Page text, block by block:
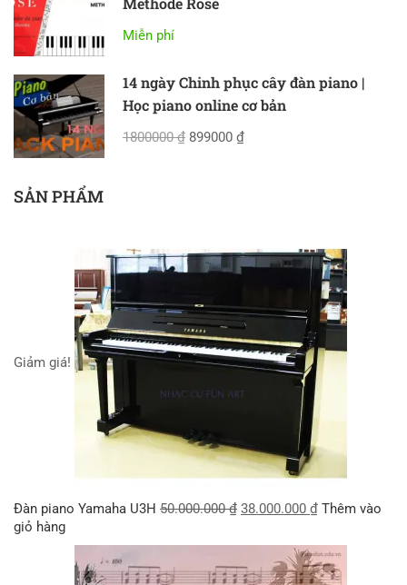
Miễn phí
14 ngày Chinh phục cây đàn piano |
Học piano online cơ bản
1800000 ₫ 899000 ₫
SẢN PHẨM
Giảm giá!
Đàn piano Yamaha U3H 50.000.000₫ 38.000.000 ₫ Thêm vào
giỏ hàng